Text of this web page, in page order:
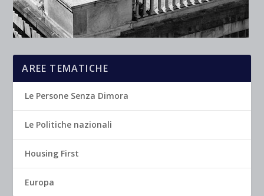
AREE TEMATICHE
Le Persone Senza Dimora
Le Politiche nazionali
Housing First
Europa